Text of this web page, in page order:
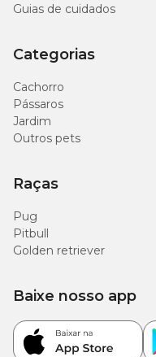
Guias de cuidados
Categorias
Cachorro
Pássaros
Jardim
Outros pets
Raças
Pug
Pitbull
Golden retriever
Baixe nosso app